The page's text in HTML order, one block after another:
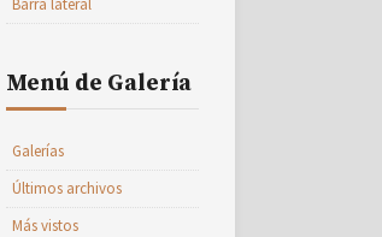
Barra lateral
Menú de Galería
Galerías
Últimos archivos
Más vistos